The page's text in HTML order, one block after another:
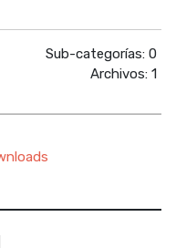
Sub-categorías: 0
Archivos: 1